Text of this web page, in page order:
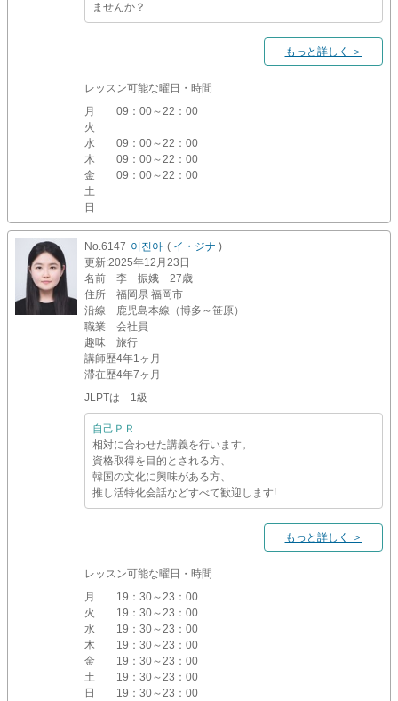
ませんか？
もっと詳しく ＞
レッスン可能な曜日・時間
月
09：00～22：00
火
水
09：00～22：00
木
09：00～22：00
金
09：00～22：00
土
日
No.6147 이진아 ( イ・ジナ )
更新:2025年12月23日
名前
李 振娥 27歳
住所
福岡県 福岡市
沿線
鹿児島本線（博多～笹原）
職業
会社員
趣味
旅行
講師歴4年1ヶ月
滞在歴4年7ヶ月
JLPTは 1級
自己ＰＲ
相対に合わせた講義を行います。
資格取得を目的とされる方、
韓国の文化に興味がある方、
推し活特化会話などすべて歓迎します!
もっと詳しく ＞
レッスン可能な曜日・時間
月
19：30～23：00
火
19：30～23：00
水
19：30～23：00
木
19：30～23：00
金
19：30～23：00
土
19：30～23：00
日
19：30～23：00